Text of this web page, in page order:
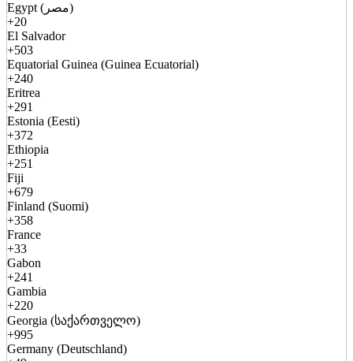
Egypt (مصر)
+20
El Salvador
+503
Equatorial Guinea (Guinea Ecuatorial)
+240
Eritrea
+291
Estonia (Eesti)
+372
Ethiopia
+251
Fiji
+679
Finland (Suomi)
+358
France
+33
Gabon
+241
Gambia
+220
Georgia (საქართველო)
+995
Germany (Deutschland)